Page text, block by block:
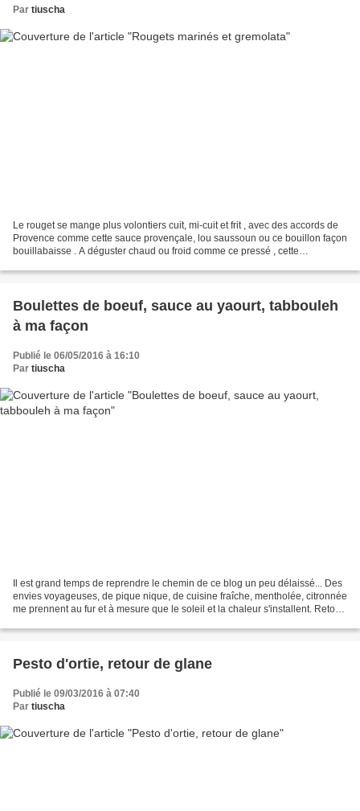
Par tiuscha
Le rouget se mange plus volontiers cuit, mi-cuit et frit , avec des accords de
Provence comme cette sauce provençale, lou saussoun ou ce bouillon façon
bouillabaisse . A déguster chaud ou froid comme ce pressé , cette
Boulettes de boeuf, sauce au yaourt, tabbouleh
à ma façon
Publié le 06/05/2016 à 16:10
Par tiuscha
Il est grand temps de reprendre le chemin de ce blog un peu délaissé... Des
envies voyageuses, de pique nique, de cuisine fraîche, mentholée, citronnée
me prennent au fur et à mesure que le soleil et la chaleur s'installent. Retour
Pesto d'ortie, retour de glane
Publié le 09/03/2016 à 07:40
Par tiuscha